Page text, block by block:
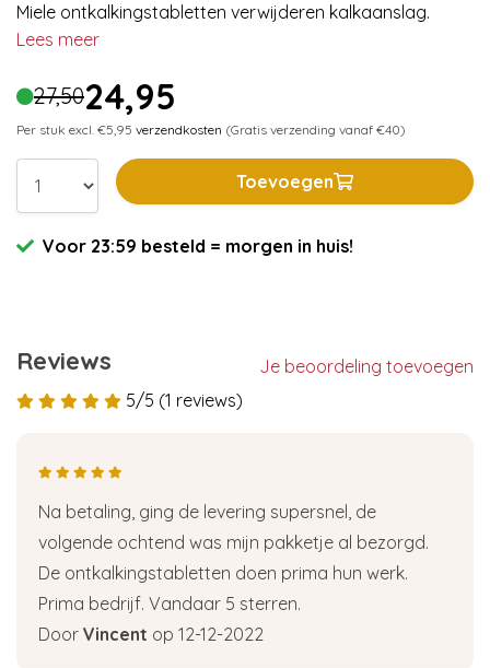
Miele ontkalkingstabletten verwijderen kalkaanslag.
Lees meer
27,5024,95
Per stuk excl. €5,95 verzendkosten (Gratis verzending vanaf €40)
Toevoegen
Voor 23:59 besteld = morgen in huis!
Reviews
Je beoordeling toevoegen
5/5 (1 reviews)
Na betaling, ging de levering supersnel, de
volgende ochtend was mijn pakketje al bezorgd.
De ontkalkingstabletten doen prima hun werk.
Prima bedrijf. Vandaar 5 sterren.
Door Vincent op 12-12-2022